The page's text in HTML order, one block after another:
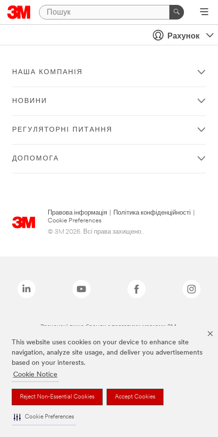
This website uses cookies on your device to enhance site
navigation, analyze site usage, and deliver you advertisements
based on your interests.
Cookie Notice
Reject Non-Essential Cookies Accept Cookies
Cookie Preferences
Рахунок
НАША КОМПАНІЯ
НОВИНИ
РЕГУЛЯТОРНІ ПИТАННЯ
ДОПОМОГА
Правова інформація Політика конфіденційності
Cookie Preferences
© 3M 2026. Всі права захищено..
Зазначені вище бренди є торговими марками 3M.